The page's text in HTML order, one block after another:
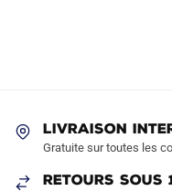
LIVRAISON
Gratuite sur toutes les
RETOURS SOUS